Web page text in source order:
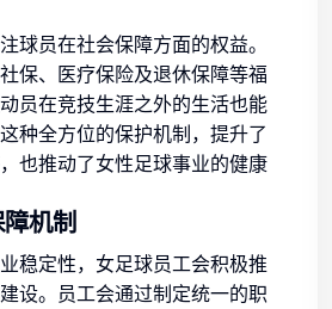
球员在社会保障方面的权益。
保、医疗保险及退休保障等福
员在竞技生涯之外的生活也能
种全方位的保护机制，提升了
也推动了女性足球事业的健康
机制
稳定性，女足球员工会积极推
设。员工会通过制定统一的职